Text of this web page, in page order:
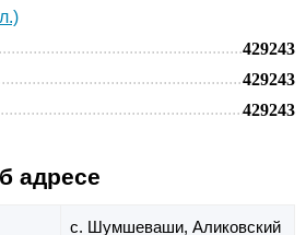
429243
429243
429243
адресе
с. Шумшеваши, Аликовский